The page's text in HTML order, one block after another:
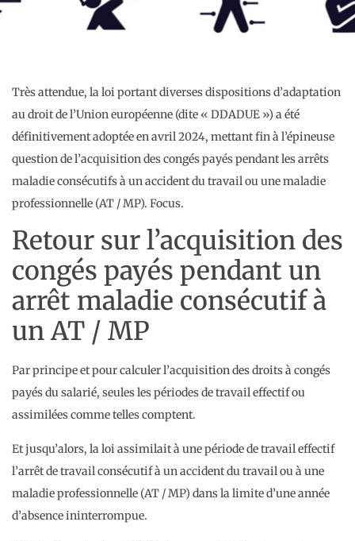
Très attendue, la loi portant diverses dispositions d’adaptation
au droit de l’Union européenne (dite « DDADUE ») a été
définitivement adoptée en avril 2024, mettant fin à l’épineuse
question de l’acquisition des congés payés pendant les arrêts
maladie consécutifs à un accident du travail ou une maladie
professionnelle (AT / MP). Focus.
Retour sur l’acquisition des
congés payés pendant un
arrêt maladie consécutif à
un AT / MP
Par principe et pour calculer l’acquisition des droits à congés
payés du salarié, seules les périodes de travail effectif ou
assimilées comme telles comptent.
Et jusqu’alors, la loi assimilait à une période de travail effectif
l’arrêt de travail consécutif à un accident du travail ou à une
maladie professionnelle (AT / MP) dans la limite d’une année
d’absence ininterrompue.